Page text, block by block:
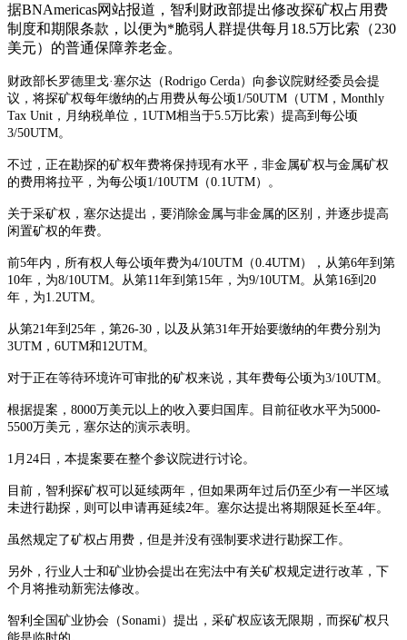
据BNAmericas网站报道，智利财政部提出修改探矿权占用费
制度和期限条款，以便为*脆弱人群提供每月18.5万比索（230
美元）的普通保障养老金。
财政部长罗德里戈·塞尔达（Rodrigo Cerda）向参议院财经委员会提
议，将探矿权每年缴纳的占用费从每公顷1/50UTM（UTM，Monthly
Tax Unit，月纳税单位，1UTM相当于5.5万比索）提高到每公顷
3/50UTM。
不过，正在勘探的矿权年费将保持现有水平，非金属矿权与金属矿权
的费用将拉平，为每公顷1/10UTM（0.1UTM）。
关于采矿权，塞尔达提出，要消除金属与非金属的区别，并逐步提高
闲置矿权的年费。
前5年内，所有权人每公顷年费为4/10UTM（0.4UTM），从第6年到第
10年，为8/10UTM。从第11年到第15年，为9/10UTM。从第16到20
年，为1.2UTM。
从第21年到25年，第26-30，以及从第31年开始要缴纳的年费分别为
3UTM，6UTM和12UTM。
对于正在等待环境许可审批的矿权来说，其年费每公顷为3/10UTM。
根据提案，8000万美元以上的收入要归国库。目前征收水平为5000-
5500万美元，塞尔达的演示表明。
1月24日，本提案要在整个参议院进行讨论。
目前，智利探矿权可以延续两年，但如果两年过后仍至少有一半区域
未进行勘探，则可以申请再延续2年。塞尔达提出将期限延长至4年。
虽然规定了矿权占用费，但是并没有强制要求进行勘探工作。
另外，行业人士和矿业协会提出在宪法中有关矿权规定进行改革，下
个月将推动新宪法修改。
智利全国矿业协会（Sonami）提出，采矿权应该无限期，而探矿权只